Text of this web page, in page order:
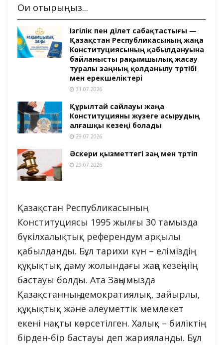
Оқи отырыңыз...
Ізгілік пен әділет сабақтастығы —
Қазақстан Республикасының жаңа
Конституциясының қабылдануына
байланысты рақымшылық жасау
туралы заңның қолданылу тәртібі
мен ерекшеліктері
31.07.2026
Құрылтай сайлауы жаңа
Конституцияны жүзеге асырудың
алғашқы кезеңі болады
29.07.2026
Әскери қызметтегі заң мен тәртіп
29.07.2026
Қазақстан Республикасының
Конституциясы 1995 жылғы 30 тамызда
бүкілхалықтық референдум арқылы
қабылданды. Бұл тарихи күн – еліміздің
құқықтық даму жолындағы жаңа кезеңінің
бастауы болды. Ата Заңымызда
Қазақстанның демократиялық, зайырлы,
құқықтық және әлеуметтік мемлекет
екені нақты көрсетілген. Халық – биліктің
бірден-бір бастауы деп жарияланды. Бұл